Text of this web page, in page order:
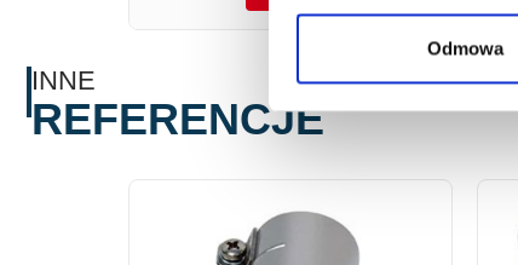
Odmowa
INNE
REFERENCJE